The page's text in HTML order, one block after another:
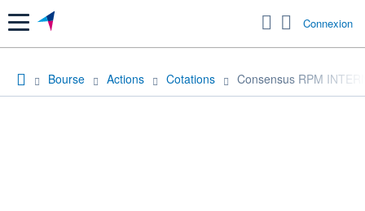
Menu Connexion
Bourse Actions Cotations Consensus RPM